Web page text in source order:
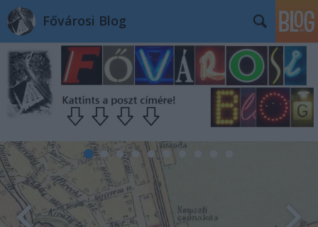
Fővárosi Blog